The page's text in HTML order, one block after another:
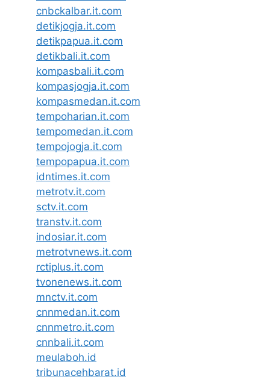
cnbckalbar.it.com
detikjogja.it.com
detikpapua.it.com
detikbali.it.com
kompasbali.it.com
kompasjogja.it.com
kompasmedan.it.com
tempoharian.it.com
tempomedan.it.com
tempojogja.it.com
tempopapua.it.com
idntimes.it.com
metrotv.it.com
sctv.it.com
transtv.it.com
indosiar.it.com
metrotvnews.it.com
rctiplus.it.com
tvonenews.it.com
mnctv.it.com
cnnmedan.it.com
cnnmetro.it.com
cnnbali.it.com
meulaboh.id
tribunacehbarat.id